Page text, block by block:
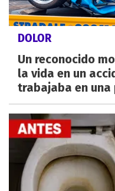
DOLOR
Un reconocido
la vida en un
trabajaba en una